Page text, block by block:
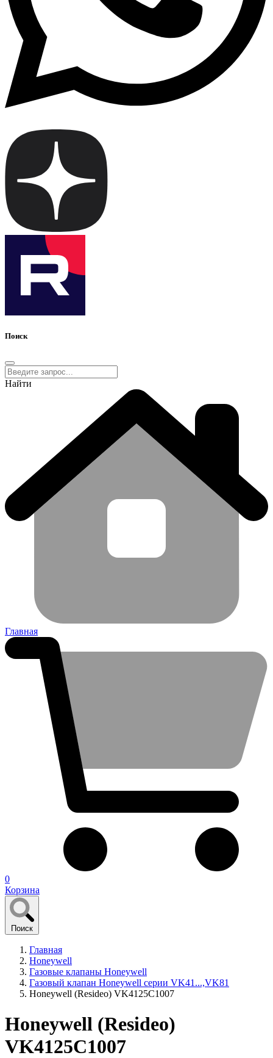
Поиск
Найти
Главная
0
Корзина
Поиск
Главная
Honeywell
Газовые клапаны Honeywell
Газовый клапан Honeywell серии VK41...,VK81
Honeywell (Resideo) VK4125C1007
Honeywell (Resideo)
VK4125C1007